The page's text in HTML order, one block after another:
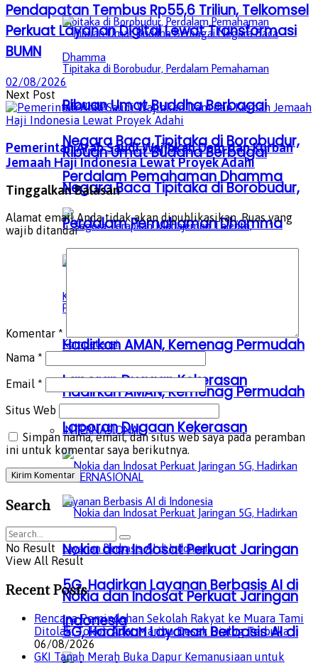
Ribuan Umat Buddha Berbagai
Negara Baca Tipitaka di Borobudur,
Perdalam Pemahaman Dhamma
Hadirkan AMAN, Kemenag Permudah
Laporan Dugaan Kekerasan
INTERNASIONAL
Nokia dan Indosat Perkuat Jaringan
5G, Hadirkan Layanan Berbasis AI di
Indonesia
Ribuan Umat Buddha Berbagai
Negara Baca Tipitaka di Borobudur,
Perdalam Pemahaman Dhamma
Hadirkan AMAN, Kemenag Permudah
Laporan Dugaan Kekerasan
INTERNASIONAL
Nokia dan Indosat Perkuat Jaringan
5G, Hadirkan Layanan Berbasis AI di
Pendapatan Tembus Rp55,6 Triliun, Telkomsel
Perkuat Layanan Digital Lewat Transformasi
BUMN
02/08/2026
Next Post
Pemerintah Arab Saudi Wajibkan Dam dan Kurban
Jemaah Haji Indonesia Lewat Proyek Adahi
Tinggalkan Balasan
Alamat email Anda tidak akan dipublikasikan. Ruas yang
wajib ditandai*
Komentar *
Nama *
Email *
Situs Web
Simpan nama, email, dan situs web saya pada peramban
ini untuk komentar saya berikutnya.
Search
No Result
View All Result
Recent Posts
Rencana Pemindahan Sekolah Rakyat ke Muara Tami
Ditolak, Tokoh Adat Maribu Desak Dialog Terbuka
06/08/2026
GKI Tanah Merah Buka Dapur Kemanusiaan untuk